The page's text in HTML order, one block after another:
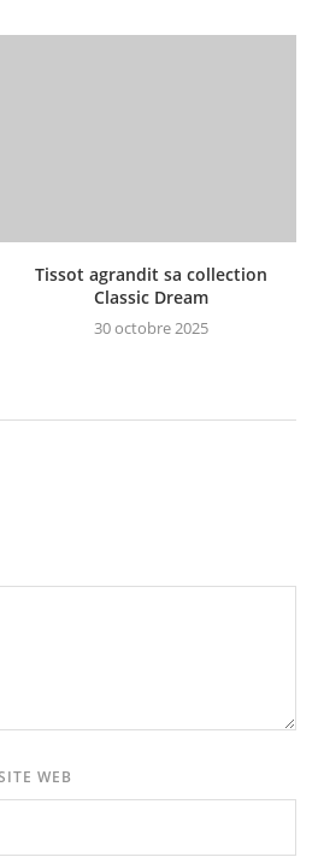
Tissot agrandit sa collection
Classic Dream
30 octobre 2025
WEB